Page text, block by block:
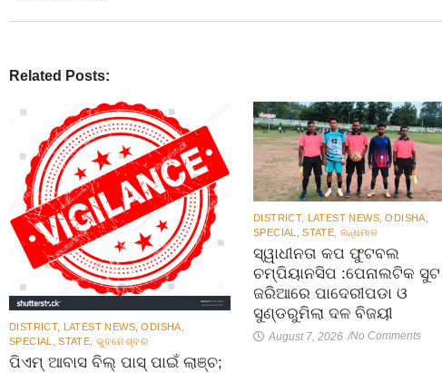
Related Posts:
DISTRICT, LATEST NEWS ODISHA
SPECIAL
STATE ଭୁବନେଶ୍ବର
ପିଏମ୍ ଆବାସ ବିଲ୍ ପାସ୍ ପାଇଁ ଲାଞ୍ଚ;
DISTRICT, LATEST NEWS ODISHA
SPECIAL
STATE କନ୍ଧମାଳ
ସ୍ୱାଧୀନତା କପ ଫୁଟବଲ
ଚମ୍ପିୟାନସିପ :ପେନାଲଟିକ ସୁଟ
ଜରିଆରେ ପାଦେରୀପଡା ଓ
ସୁଣ୍ଡରୁମିଲା ଦଳ ବିଜୟୀ
August 7, 2026 /No Comments